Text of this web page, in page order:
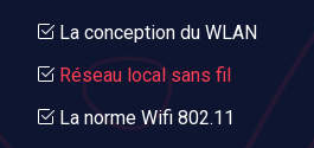
La conception du WLAN
Réseau local sans fil
La norme Wifi 802.11